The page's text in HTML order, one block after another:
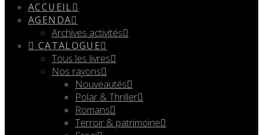
ACCUEIL
AGENDA
Archives activités
CATALOGUE
Tous les livres
Nos rayons
Nouveautés
Polar & Thriller
Romans
Terroir & patrimoine